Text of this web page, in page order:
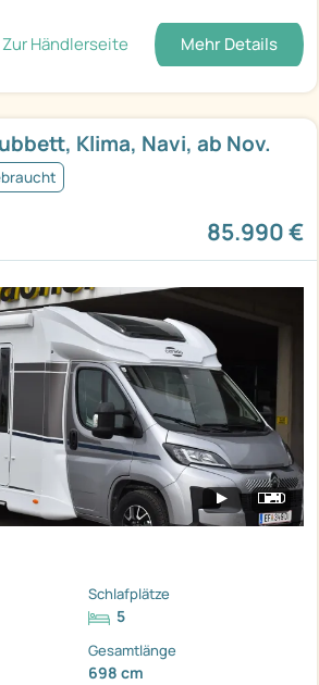
Zur Händlerseite Mehr Details
Klima, Navi, ab Nov.
85.990 €
Schlafplätze
5
Gesamtlänge
698 cm